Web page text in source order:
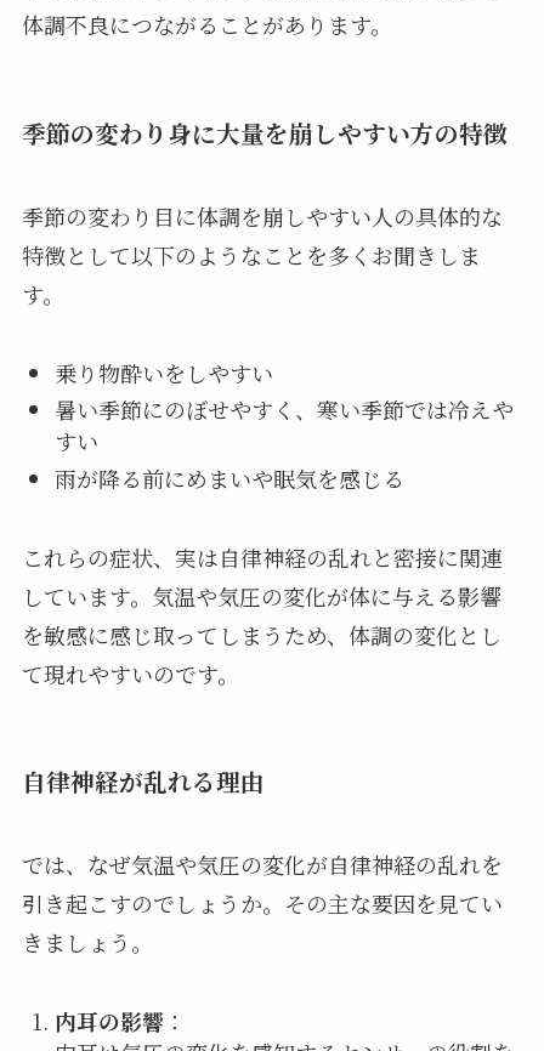
体調不良につながることがあります。
季節の変わり身に大量を崩しやすい方の特徴
季節の変わり目に体調を崩しやすい人の具体的な
特徴として以下のようなことを多くお聞きしま
す。
乗り物酔いをしやすい
暑い季節にのぼせやすく、寒い季節では冷えや
すい
雨が降る前にめまいや眠気を感じる
これらの症状、実は自律神経の乱れと密接に関連
しています。気温や気圧の変化が体に与える影響
を敏感に感じ取ってしまうため、体調の変化とし
て現れやすいのです。
自律神経が乱れる理由
では、なぜ気温や気圧の変化が自律神経の乱れを
引き起こすのでしょうか。その主な要因を見てい
きましょう。
内耳の影響 ：